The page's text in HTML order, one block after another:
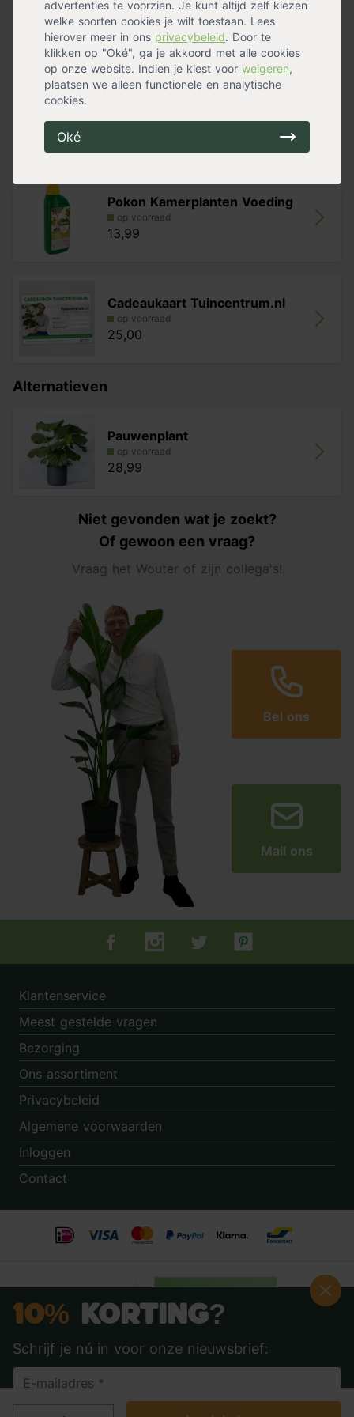
advertenties te voorzien. Je kunt altijd zelf kiezen
welke soorten cookies je wilt toestaan. Lees
hierover meer in ons privacybeleid. Door te
klikken op "Oké", ga je akkoord met alle cookies
op onze website. Indien je kiest voor weigeren,
plaatsen we alleen functionele en analytische
cookies.
Oké
Groeisnelheid
Snel
Meer specificaties »
Handig voor erbij
Pokon Kamerplanten Voeding
op voorraad
13,99
Cadeaukaart Tuincentrum.nl
op voorraad
25,00
Alternatieven
Pauwenplant
op voorraad
28,99
Niet gevonden wat je zoekt?
Of gewoon een vraag?
Vraag het Wouter of zijn collega's!
Bel ons
Mail ons
Tuincentrum.nl op Facebook
Tuincentrum.nl op Instagram
Tuincentrum.nl op Twitter
Tuincentrum.nl op
Klantenservice
Meest gestelde vragen
Bezorging
Ons assortiment
Privacybeleid
Algemene voorwaarden
Inloggen
Contact
Beoordeling:
© 2014 - 2026 - Tuincentrum.nl B.V.
10% Korting?
Schrijf je nú in voor onze nieuwsbrief: